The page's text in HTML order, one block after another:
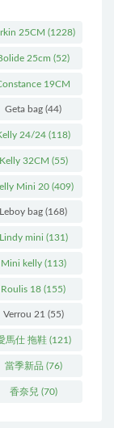
25CM (1228)
25cm (52)
19CM
(571)
Geta bag (44)
24/24 (118)
Kelly 32CM (55)
Mini 20 (409)
Leboy bag (168)
Lindy mini (131)
Mini kelly(113)
Roulis 18 (155)
Verrou 21 (55)
馬仕 拖鞋(121)
當季新品 (76)
香奈兒 (70)